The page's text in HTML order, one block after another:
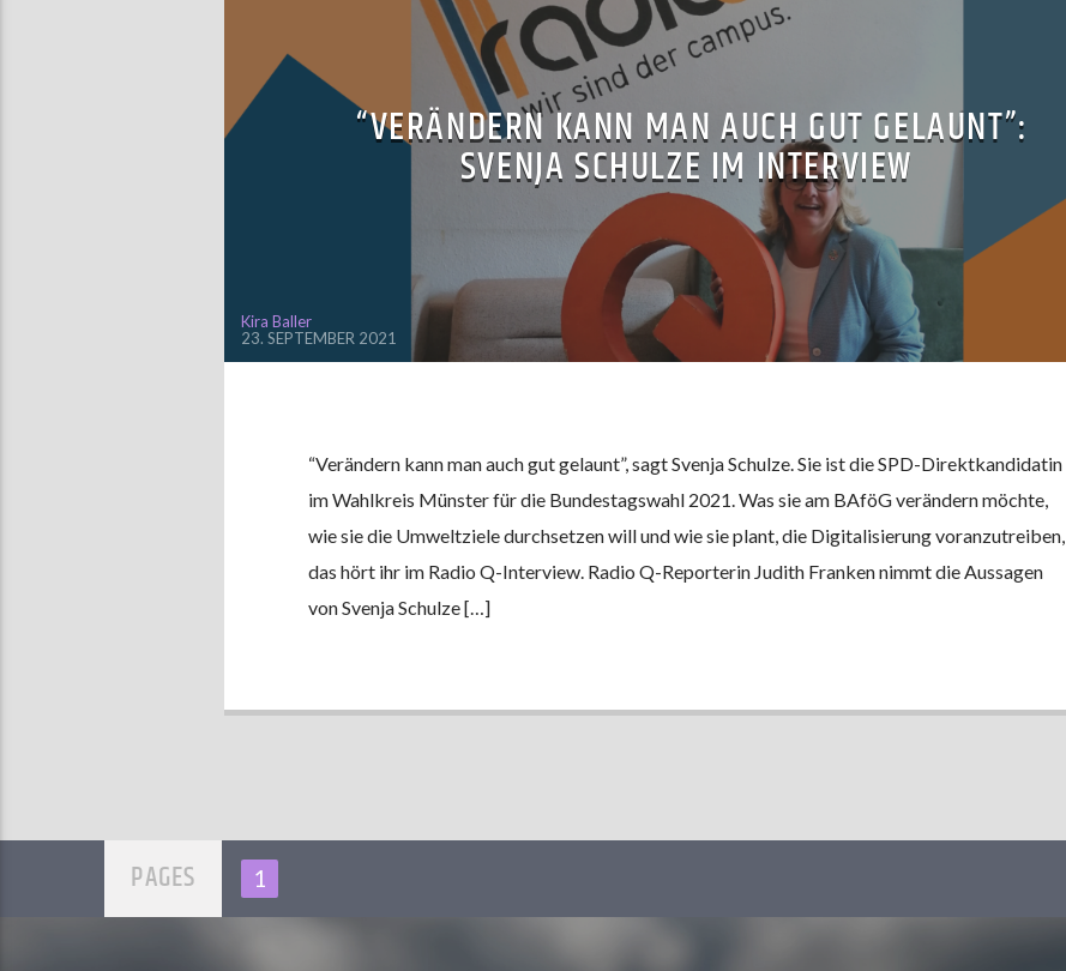
“VERÄNDERN KANN MAN AUCH GUT GELAUNT”:
SVENJA SCHULZE IM INTERVIEW
Kira Baller
23. SEPTEMBER 2021
“Verändern kann man auch gut gelaunt”, sagt Svenja Schulze. Sie ist die SPD-Direktkandidatin
im Wahlkreis Münster für die Bundestagswahl 2021. Was sie am BAföG verändern möchte,
wie sie die Umweltziele durchsetzen will und wie sie plant, die Digitalisierung voranzutreiben,
das hört ihr im Radio Q-Interview. Radio Q-Reporterin Judith Franken nimmt die Aussagen
von Svenja Schulze […]
PAGES 1